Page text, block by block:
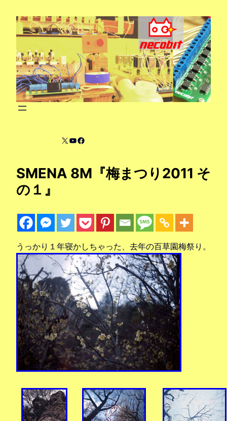
X YouTube
Facebook
SMENA 8M『梅まつり2011 そ
の１』
うっかり１年寝かしちゃった、去年の百草園梅祭り。